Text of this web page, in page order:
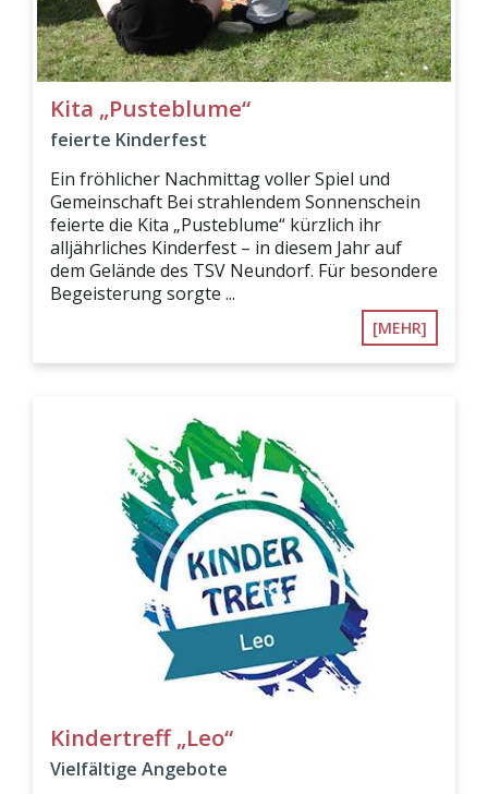
Kita „Pusteblume“
feierte Kinderfest
Ein fröhlicher Nachmittag voller Spiel und
Gemeinschaft Bei strahlendem Sonnenschein
feierte die Kita „Pusteblume“ kürzlich ihr
alljährliches Kinderfest – in diesem Jahr auf
dem Gelände des TSV Neundorf. Für besondere
Begeisterung sorgte ...
[MEHR]
Kindertreff „Leo“
Vielfältige Angebote